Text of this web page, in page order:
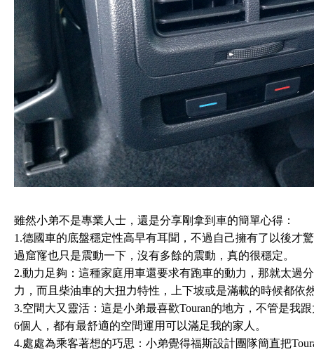
雖然小弟不是專業人士，還是分享剛拿到車的簡單心得：
1.德國車的底盤穩定性高早有耳聞，不過自己擁有了以後才
過窟㝫也只是震動一下，沒有多餘的震動，真的很穩定。
2.動力足夠：這種家庭用車還要求有跑車的動力，那就太過
力，而且柴油車的大扭力特性，上下坡或是滿載的時候都依
3.空間大又靈活：這是小弟最喜歡Touran的地方，不管是我
6個人，都有最舒適的空間運用可以滿足我的家人。
4.處處為乘客著想的巧思：小弟覺得福斯設計團隊簡直把